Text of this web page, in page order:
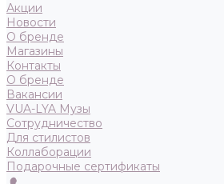
Акции
Новости
О бренде
Магазины
Контакты
О бренде
Вакансии
VUA-LYA Музы
Сотрудничество
Для стилистов
Коллаборации
Подарочные сертификаты